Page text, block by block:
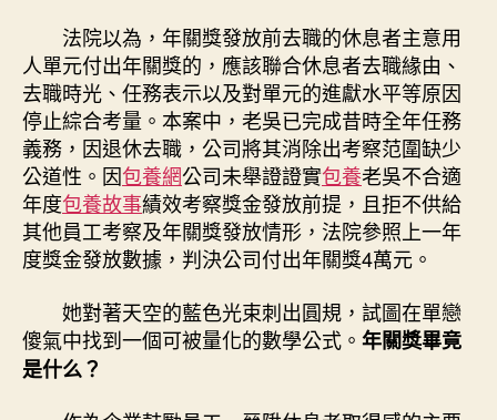
法院以為，年關獎發放前去職的休息者主意用
人單元付出年關獎的，應該聯合休息者去職緣由、
去職時光、任務表示以及對單元的進獻水平等原因
停止綜合考量。本案中，老吳已完成昔時全年任務
義務，因退休去職，公司將其消除出考察范圍缺少
公道性。因包養網公司未舉證證實包養老吳不合適
年度包養故事績效考察獎金發放前提，且拒不供給
其他員工考察及年關獎發放情形，法院參照上一年
度獎金發放數據，判決公司付出年關獎4萬元。
她對著天空的藍色光束刺出圓規，試圖在單戀
傻氣中找到一個可被量化的數學公式。 年關獎畢竟
是什么？